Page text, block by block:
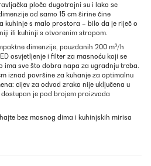
ploča dugotrajni su i lako se
od samo 15 cm širine čine
kuhinje s malo prostora – bilo da je riječ o
ili kuhinji s otvorenim stropom.
dimenzije, pouzdanih 200 m³/h
osvjetljenje i filter za masnoću koji se
ima sve što dobra napa za ugradnju treba.
iznad površine za kuhanje za optimalnu
cijev za odvod zraka nije uključena u
je pod brojem proizvoda
bez masnog dima i kuhinjskih mirisa